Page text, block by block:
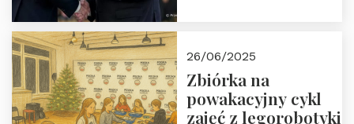
26/06/2025
Zbiórka na
powakacyjny cykl
zajęć z legorobotyki